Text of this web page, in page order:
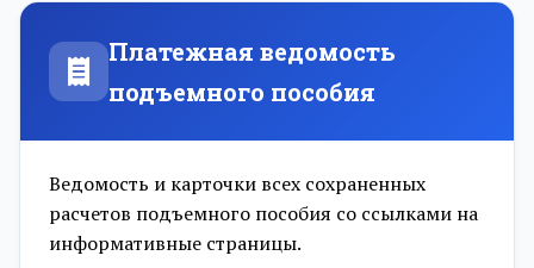
Платежная ведомость
подъемного пособия
Ведомость и карточки всех сохраненных
расчетов подъемного пособия со ссылками на
информативные страницы.